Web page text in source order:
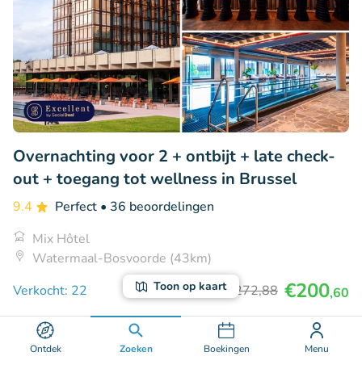
Ontdek Zoeken Boekingen Menu
Toon op kaart
Overnachting voor 2 + ontbijt + late check-
out + toegang tot wellness in Brussel
9.4 Perfect • 36 beoordelingen
Mix Hôtel
Watermaal-Bosvoorde (43km)
Verkocht: 22
€272,88 €200,60
26% korting